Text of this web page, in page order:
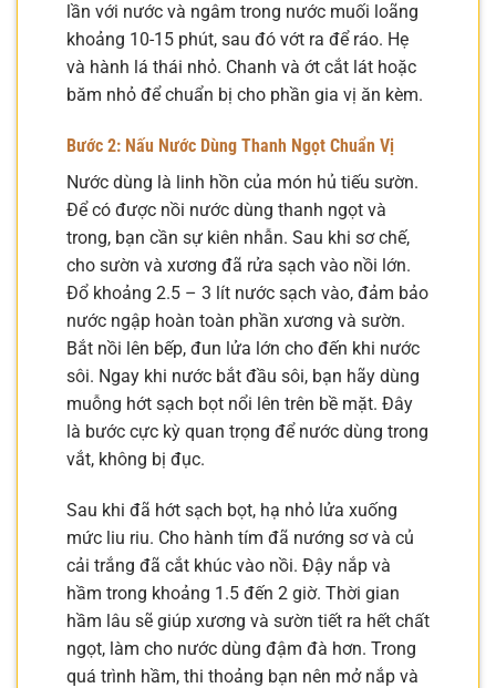
lần với nước và ngâm trong nước muối loãng
khoảng 10-15 phút, sau đó vớt ra để ráo. Hẹ
và hành lá thái nhỏ. Chanh và ớt cắt lát hoặc
băm nhỏ để chuẩn bị cho phần gia vị ăn kèm.
Bước 2: Nấu Nước Dùng Thanh Ngọt Chuẩn Vị
Nước dùng là linh hồn của món hủ tiếu sườn.
Để có được nồi nước dùng thanh ngọt và
trong, bạn cần sự kiên nhẫn. Sau khi sơ chế,
cho sườn và xương đã rửa sạch vào nồi lớn.
Đổ khoảng 2.5 – 3 lít nước sạch vào, đảm bảo
nước ngập hoàn toàn phần xương và sườn.
Bắt nồi lên bếp, đun lửa lớn cho đến khi nước
sôi. Ngay khi nước bắt đầu sôi, bạn hãy dùng
muỗng hớt sạch bọt nổi lên trên bề mặt. Đây
là bước cực kỳ quan trọng để nước dùng trong
vắt, không bị đục.
Sau khi đã hớt sạch bọt, hạ nhỏ lửa xuống
mức liu riu. Cho hành tím đã nướng sơ và củ
cải trắng đã cắt khúc vào nồi. Đậy nắp và
hầm trong khoảng 1.5 đến 2 giờ. Thời gian
hầm lâu sẽ giúp xương và sườn tiết ra hết chất
ngọt, làm cho nước dùng đậm đà hơn. Trong
quá trình hầm, thi thoảng bạn nên mở nắp và